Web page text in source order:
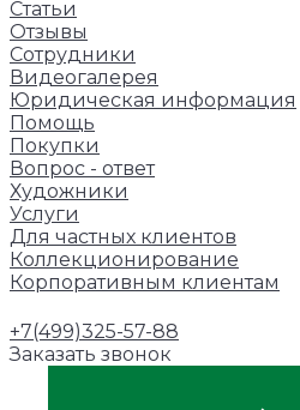
Статьи
Отзывы
Сотрудники
Видеогалерея
Юридическая информация
Помощь
Покупки
Вопрос - ответ
Художники
Услуги
Для частных клиентов
Коллекционирование
Корпоративным клиентам
+7(499)325-57-88
Заказать звонок